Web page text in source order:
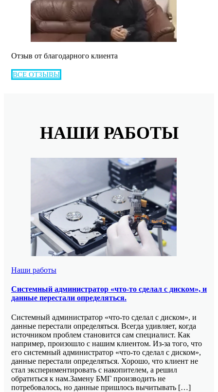
Отзыв от благодарного клиента
ВСЕ ОТЗЫВЫ
НАШИ РАБОТЫ
Наши работы
Системный администратор «что-то сделал с диском», и
данные перестали определяться.
Системный администратор «что-то сделал с диском», и
данные перестали определяться. Всегда удивляет, когда
источником проблем становится сам специалист. Как
например, произошло с нашим клиентом. Из-за того, что
его системный администратор «что-то сделал с диском»,
данные перестали определяться. Хорошо, что клиент не
стал экспериментировать с накопителем, а решил
обратиться к нам.Замену БМГ производить не
потребовалось, но данные пришлось вычитывать […]